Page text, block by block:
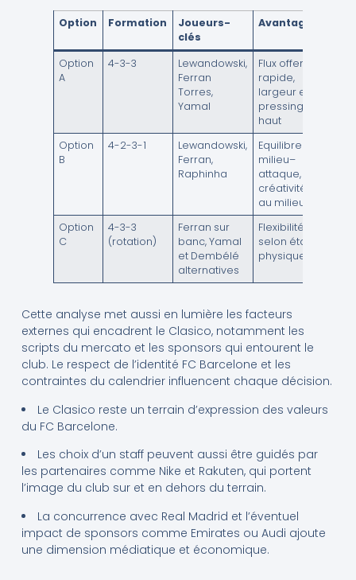
Option Formation
Joueurs-
clés
Avantages
Option
A
4-3-3
Lewandowski,
Ferran
Torres,
Yamal
Flux offensif
rapide,
largeur et
pressing
haut
Option
B
4-2-3-1
Lewandowski,
Ferran,
Raphinha
Equilibre
milieu–
attaque,
créativité
au milieu
Option
C
4-3-3
(rotation)
Ferran sur
banc, Yamal
et Dembélé
alternatives
Flexibilité
selon état
physique
Cette analyse met aussi en lumière les facteurs
externes qui encadrent le Clasico, notamment les
scripts du mercato et les sponsors qui entourent le
club. Le respect de l’identité FC Barcelone et les
contraintes du calendrier influencent chaque décision.
Le Clasico reste un terrain d’expression des valeurs
du FC Barcelone.
Les choix d’un staff peuvent aussi être guidés par
les partenaires comme Nike et Rakuten, qui portent
l’image du club sur et en dehors du terrain.
La concurrence avec Real Madrid et l’éventuel
impact de sponsors comme Emirates ou Audi ajoute
une dimension médiatique et économique.